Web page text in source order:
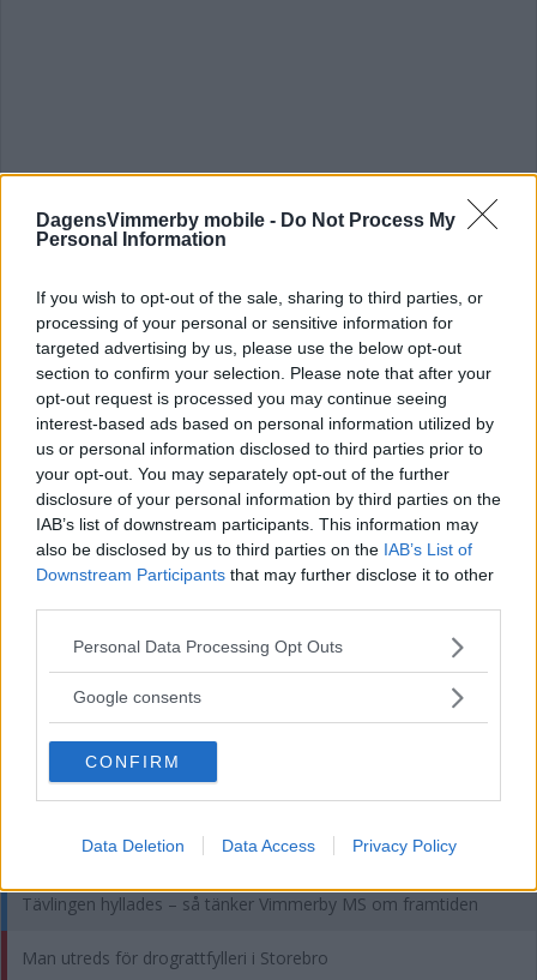
DagensVimmerby mobile - Do Not Process My
Personal Information
If you wish to opt-out of the sale, sharing to third parties, or
processing of your personal or sensitive information for
targeted advertising by us, please use the below opt-out
section to confirm your selection. Please note that after your
opt-out request is processed you may continue seeing
interest-based ads based on personal information utilized by
us or personal information disclosed to third parties prior to
your opt-out. You may separately opt-out of the further
disclosure of your personal information by third parties on the
IAB’s list of downstream participants. This information may
also be disclosed by us to third parties on the IAB’s List of
Downstream Participants that may further disclose it to other
Please note that this website/app uses one or more Google
not limited to your visit or usage behaviour. You may click to
use your data for below specified purposes in below Google
consent section.
Personal Data Processing Opt Outs
Google consents
CONFIRM
Data Deletion Data Access Privacy Policy
ULVAEUS KÖPER RESTAURANGEN
OCH HOTELLET PÅ SLOTTSHOLMEN
NÄRINGSLIV 22 oktober 2018 17.12
Läs in fler nyheter
SENASTE
Efter ALV-besöket – hade repor på bilen
DEBATT: Fler ska få fast läkarkontakt
Tävlingen hyllades – så tänker Vimmerby MS om framtiden
Man utreds för drograttfylleri i Storebro